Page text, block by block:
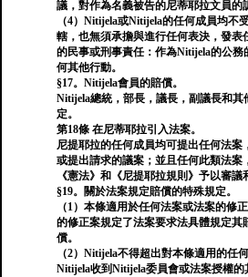
議，對作為名義被告的尼蒂耶拉文員的
（4）Nitijela或Nitijela的任何成員均不
轄，也無須承擔與進行任何表決，發表
的民事或刑事責任：作為Nitijela的公
何其他行動。
§17。Nitijela會員的賠償。
Nitijela總統，部長，議長，副議長和
定。
第18條 在尼蒂耶拉引入法案。
尼提耶拉的任何成員均可提出任何法
或提出請求的議案；並且任何此類法案
《憲法》和《尼提耶拉規則》予以審議
§19。關於法案規定賠償的特殊規定。
（1）本條適用於任何法案或法案的修
的修正案規定了法案要求法具體規定其
償。
（2）Nitijela不得超出對本條適用的任
Nitijela收到Nitijela委員會或法案授權